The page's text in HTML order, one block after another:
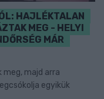
HAJLÉKTALAN
MEG - HELYI
MÁR
majd arra
egyikük